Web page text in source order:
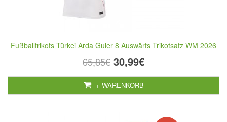
Fußballtrikots Türkei Arda Guler 8 Auswärts Trikotsatz WM 2026
65,85€ 30,99€
+ WARENKORB